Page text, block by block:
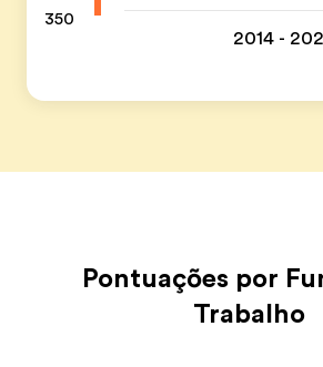
350
2014 -
Pontuações por
Trabalho